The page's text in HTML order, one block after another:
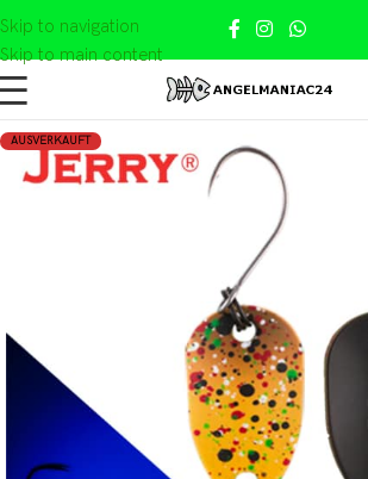
Skip to navigation
Skip to main content
AUSVERKAUFT